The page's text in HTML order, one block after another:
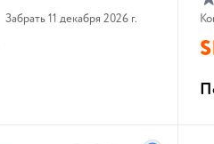
Забрать 11 декабря 2026 г.